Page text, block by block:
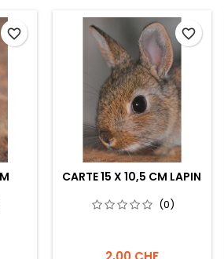
favorite_border
CARTE 15 X 10,5 CM LAPIN
(0)
favorite_border